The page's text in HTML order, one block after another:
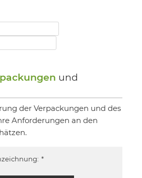
und
der Verpackungen und des
Anforderungen an den
*